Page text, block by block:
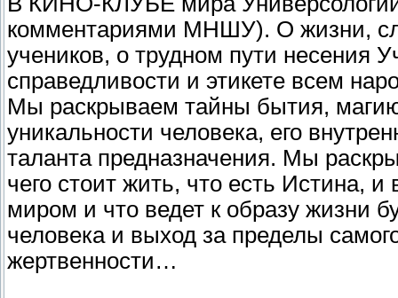
комментариями МНШУ). О жизни,
учеников, о трудном пути несения
справедливости и этикете всем
Мы раскрываем тайны бытия,
уникальности человека, его
таланта предназначения. Мы
чего стоит жить, что есть Истина,
миром и что ведет к образу жизни
человека и выход за пределы
жертвенности…